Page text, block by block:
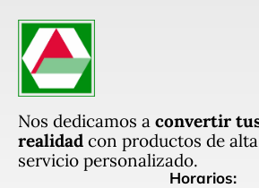
Nos dedicamos a convertir
realidad con productos de
servicio personalizado.
Horarios: